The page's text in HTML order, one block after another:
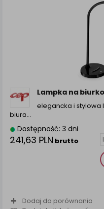
Lampka na biurko
elegancka i stylowa
biura…
Dostępność: 3 dni
241,63 PLN brutto
Dodaj do porównania